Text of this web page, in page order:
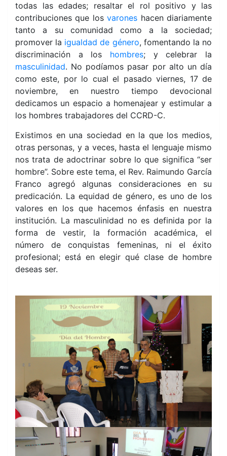
todas las edades; resaltar el rol positivo y las
contribuciones que losvarones hacen diariamente
tanto a su comunidad como a la sociedad;
promover la igualdad de género, fomentando la no
discriminación a los hombres; y celebrar la
masculinidad. No podíamos pasar por alto un día
como este, por lo cual el pasado viernes, 17 de
noviembre, en nuestro tiempo devocional
dedicamos un espacio a homenajear y estimular a
los hombres trabajadores del CCRD-C.
Existimos en una sociedad en la que los medios,
otras personas, y a veces, hasta el lenguaje mismo
nos trata de adoctrinar sobre lo que significa “ser
hombre”. Sobre este tema, el Rev. Raimundo García
Franco agregó algunas consideraciones en su
predicación. La equidad de género, es uno de los
valores en los que hacemos énfasis en nuestra
institución. La masculinidad no es definida por la
forma de vestir, la formación académica, el
número de conquistas femeninas, ni el éxito
profesional; está en elegir qué clase de hombre
deseas ser.